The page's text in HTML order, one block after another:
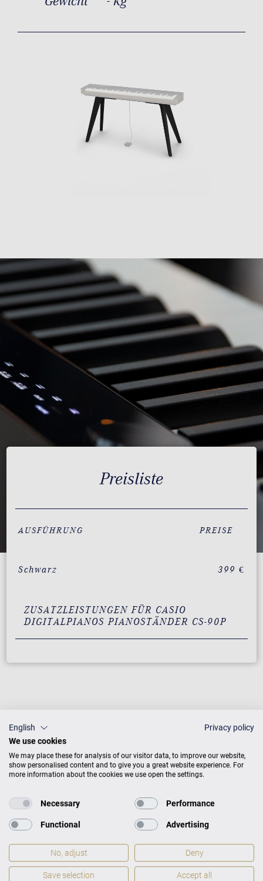
Preisliste
AUSFÜHRUNG PREISE
Schwarz 399 €
ZUSATZLEISTUNGEN FÜR CASIO
DIGITALPIANOS PIANOSTÄNDER CS-90P
Mehr CASIO Digitalpianos Produkte
English
Privacy policy
We use cookies
We may place these for analysis of our visitor data, to improve our website,
show personalised content and to give you a great website experience. For
more information about the cookies we use open the settings.
Necessary Performance
Functional Advertising
No, adjust Deny
Save selection Accept all